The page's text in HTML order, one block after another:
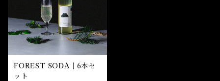
FOREST SODA｜6本セ
ット